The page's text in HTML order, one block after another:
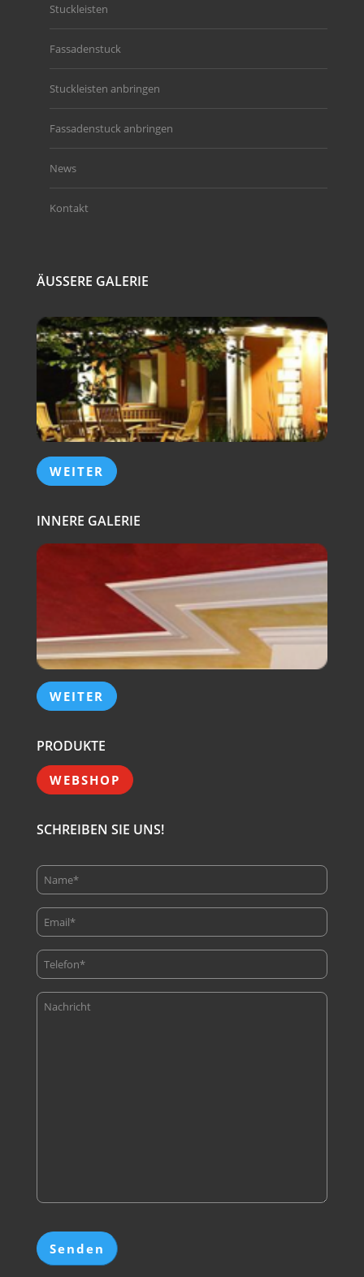
Stuckleisten
Fassadenstuck
Stuckleisten anbringen
Fassadenstuck anbringen
News
Kontakt
ÄUSSERE GALERIE
WEITER
INNERE GALERIE
WEITER
PRODUKTE
WEBSHOP
SCHREIBEN SIE UNS!